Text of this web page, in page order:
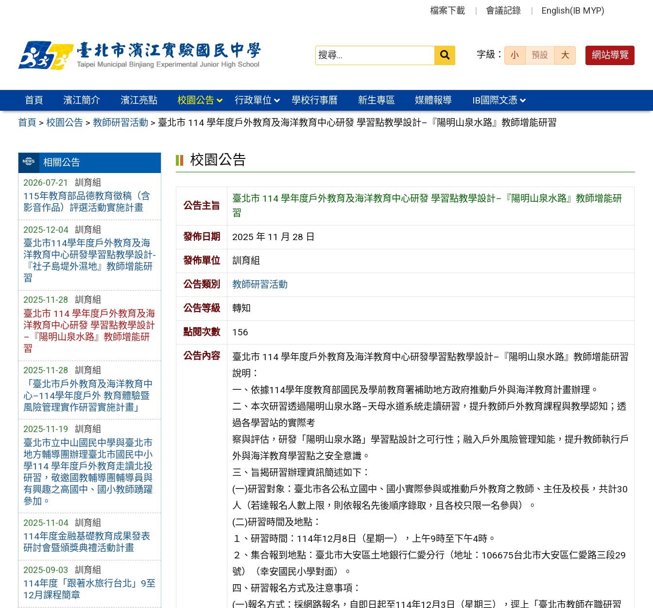
區
檔案下載 會議記錄 English(IB MYP)
送出 字級： 小 預設 大 網站導覽
首頁 濱江簡介 濱江亮點 校園公告 行政單位 學校行事曆 新生專區 媒體報導 IB國際文憑
首頁 >校園公告 >教師研習活動 > 臺北市 114 學年度戶外教育及海洋教育中心研發 學習點教學設計–『陽明山泉水路』教師增能研習
相關公告
2026-07-21 訓育組
115年教育部品德教育徵稿（含
影音作品）評選活動實施計畫
2025-12-04 訓育組
臺北市114學年度戶外教育及海
洋教育中心研發學習點教學設計-
『社子島堤外濕地』教師增能研
習
2025-11-28 訓育組
臺北市 114 學年度戶外教育及海
洋教育中心研發 學習點教學設計
–『陽明山泉水路』教師增能研
習
2025-11-28 訓育組
「臺北市戶外教育及海洋教育中
心–114學年度戶外 教育體驗暨
風險管理實作研習實施計畫」
2025-11-19 訓育組
臺北市立中山國民中學與臺北市
地方輔導團辦理臺北市國民中小
學114 學年度戶外教育走讀北投
研習，敬邀國教輔導團輔導員與
有興趣之高國中、國小教師踴躍
參加。
2025-11-04 訓育組
114年度金融基礎教育成果發表
研討會暨頒獎典禮活動計畫
2025-09-03 訓育組
114年度「跟著水旅行台北」9至
12月課程簡章
校園公告
公告主旨
臺北市 114 學年度戶外教育及海洋教育中心研發 學習點教學設計–『陽明山泉水路』教師增能研
習
發佈日期 2025 年 11 月 28 日
發佈單位 訓育組
公告類別 教師研習活動
公告等級 轉知
點閱次數 156
公告內容
臺北市 114 學年度戶外教育及海洋教育中心研發學習點教學設計–『陽明山泉水路』教師增能研習
說明：
一、依據114學年度教育部國民及學前教育署補助地方政府推動戶外與海洋教育計畫辦理。
二、本次研習透過陽明山泉水路–天母水道系統走讀研習，提升教師戶外教育課程與教學認知；透
過各學習站的實際考
察與評估，研發「陽明山泉水路」學習點設計之可行性；融入戶外風險管理知能，提升教師執行戶
外與海洋教育學習點之安全意識。
三、旨揭研習辦理資訊簡述如下：
(一)研習對象：臺北市各公私立國中、國小實際參與或推動戶外教育之教師、主任及校長，共計30
人（若達報名人數上限，則依報名先後順序錄取，且各校只限一名參與）。
(二)研習時間及地點：
１、研習時間：114年12月8日（星期一），上午9時至下午4時。
２、集合報到地點：臺北市大安區土地銀行仁愛分行（地址：106675台北市大安區仁愛路三段29
號）（幸安國民小學對面）。
四、研習報名方式及注意事項：
(一)報名方式：採網路報名，自即日起至114年12月3日（星期三），逕上「臺北市教師在職研習